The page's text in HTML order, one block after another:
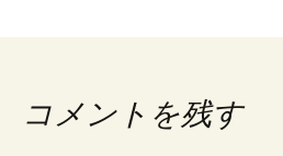
コメントを残す